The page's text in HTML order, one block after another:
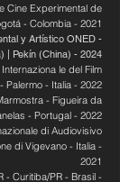
Cine Experimental de
- Colombia - 2021
y Artístico ONED -
| Pekín (China) - 2024
le del Film
Palermo - Italia - 2022
- Figueira da
- Portugal - 2022
di Audiovisivo
di Vigevano - Italia -
2021
- Curitiba/PR - Brasil -